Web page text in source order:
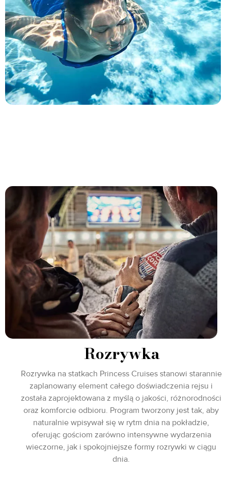
Rozrywka
Rozrywka na statkach Princess Cruises stanowi starannie
zaplanowany element całego doświadczenia rejsu i
została zaprojektowana z myślą o jakości, różnorodności
oraz komforcie odbioru. Program tworzony jest tak, aby
naturalnie wpisywał się w rytm dnia na pokładzie,
oferując gościom zarówno intensywne wydarzenia
wieczorne, jak i spokojniejsze formy rozrywki w ciągu
dnia.